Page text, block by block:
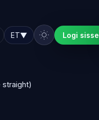
ET▼ Logi sisse
straight)